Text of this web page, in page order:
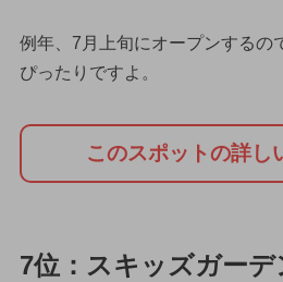
例年、7月上旬にオープンするの
ぴったりですよ。
このスポットの詳し
7位：スキッズガー